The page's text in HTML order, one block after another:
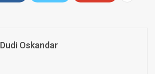
Dudi Oskandar